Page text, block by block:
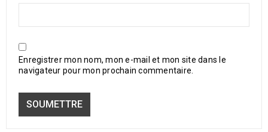
Enregistrer mon nom, mon e-mail et mon site dans le
navigateur pour mon prochain commentaire.